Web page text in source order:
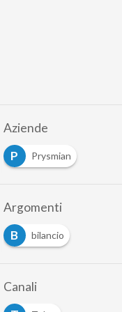
Aziende
P
Prysmian
Argomenti
B
bilancio
Canali